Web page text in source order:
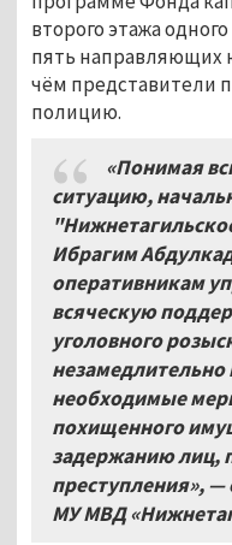
второго этажа
пять направляющих
чём представители
полицию.
«Понимая
ситуацию,
Ибрагим
оперативникам
всяческую
уголовного
незамедлительно
необходимые
похищенного
задержанию лиц,
преступления», —
МУ МВД